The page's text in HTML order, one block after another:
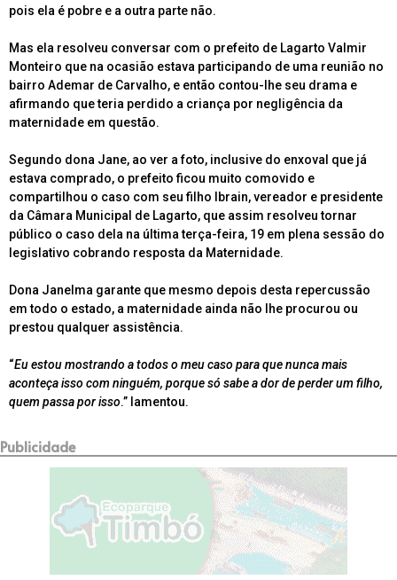
pois ela é pobre e a outra parte não.
Mas ela resolveu conversar com o prefeito de Lagarto Valmir
Monteiro que na ocasião estava participando de uma reunião no
bairro Ademar de Carvalho, e então contou-lhe seu drama e
afirmando que teria perdido a criança por negligência da
maternidade em questão.
Segundo dona Jane, ao ver a foto, inclusive do enxoval que já
estava comprado, o prefeito ficou muito comovido e
compartilhou o caso com seu filho Ibrain, vereador e presidente
da Câmara Municipal de Lagarto, que assim resolveu tornar
público o caso dela na última terça-feira, 19 em plena sessão do
legislativo cobrando resposta da Maternidade.
Dona Janelma garante que mesmo depois desta repercussão
em todo o estado, a maternidade ainda não lhe procurou ou
prestou qualquer assistência.
“Eu estou mostrando a todos o meu caso para que nunca mais
aconteça isso com ninguém, porque só sabe a dor de perder um filho,
quem passa por isso.” lamentou.
Publicidade